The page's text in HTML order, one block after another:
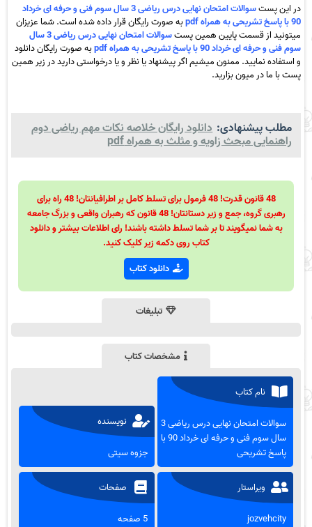
در این پست
سوالات امتحان نهایی درس ریاضی 3 سال سوم فنی و حرفه ای خرداد
90 با پاسخ تشریحی به همراه pdf
به صورت رایگان قرار داده شده است. شما عزیزان
میتونید از قسمت پایین همین پست
سوالات امتحان نهایی درس ریاضی 3 سال
سوم فنی و حرفه ای خرداد 90 با پاسخ تشریحی به همراه pdf
به صورت رایگان دانلود
و استفاده نمایید. ممنون میشیم اگر پیشنهاد یا نظر و یا درخواستی دارید در زیر همین
پست با ما در میون بزارید.
مطلب پیشنهادی: دانلود رایگان خلاصه نکات مهم ریاضی دوم
راهنمایی مبحث زاویه و مثلث به همراه pdf
48 قانون قدرت! 48 فرمول برای تسلط کامل بر اطرافیانتان! 48 راه برای
رهبری گروه، جمع و زیر دستانتان! 48 قانون که رهبران واقعی و بزرگ جامعه
به شما نمیگویند تا بر شما تسلط داشته باشند! رای اطلاعات بیشتر و دانلود
کتاب روی دکمه زیر کلیک کنید.
دانلود کتاب
تبلیغات
مشخصات کتاب
نام کتاب
سوالات امتحان نهایی درس ریاضی 3
سال سوم فنی و حرفه ای خرداد 90 با
پاسخ تشریحی
نویسنده
جزوه سیتی
ویراستار
jozvehcity
صفحات
5 صفحه